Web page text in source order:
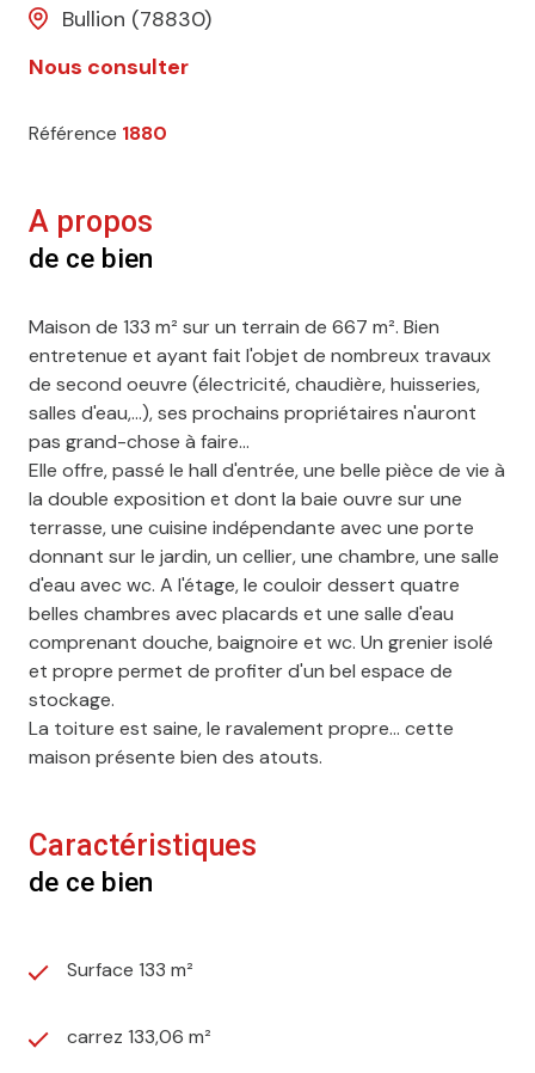
Bullion (78830)
Nous consulter
Référence 1880
A propos
de ce bien
Maison de 133 m² sur un terrain de 667 m². Bien
entretenue et ayant fait l'objet de nombreux travaux
de second oeuvre (électricité, chaudière, huisseries,
salles d'eau,...), ses prochains propriétaires n'auront
pas grand-chose à faire...
Elle offre, passé le hall d'entrée, une belle pièce de vie à
la double exposition et dont la baie ouvre sur une
terrasse, une cuisine indépendante avec une porte
donnant sur le jardin, un cellier, une chambre, une salle
d'eau avec wc. A l'étage, le couloir dessert quatre
belles chambres avec placards et une salle d'eau
comprenant douche, baignoire et wc. Un grenier isolé
et propre permet de profiter d'un bel espace de
stockage.
La toiture est saine, le ravalement propre... cette
maison présente bien des atouts.
Caractéristiques
de ce bien
Surface 133 m²
carrez 133,06 m²